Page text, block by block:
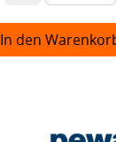
In den